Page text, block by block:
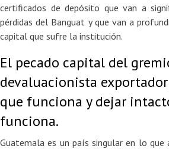
certificados de depósito que van a
pérdidas del Banguat y que van a
capital que sufre la institución.
El pecado capital del
devaluacionista
que funciona y dejar
funciona.
Guatemala es un país singular en lo que